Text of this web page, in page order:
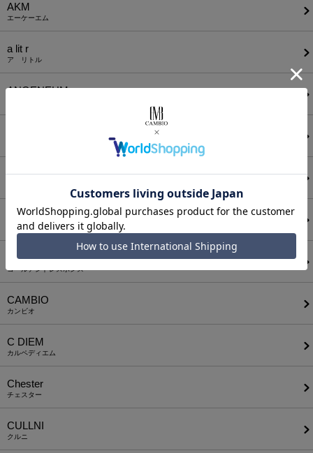
AKM
エーケーエム
a lit r
ア リトル
ANGENEHM
AUI NITE
BODYSONG.
ボディソング
CALL&RESPONSE
コールアンドレスポンス
CAMBIO
カンビオ
C DIEM
カルペディエム
Chester
チェスター
CULLNI
クルニ